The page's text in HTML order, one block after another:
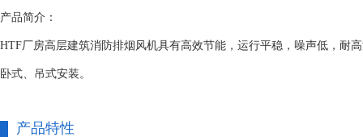
产品简介：
HTF厂房高层建筑消防排烟风机具有高效节能，运行平稳，噪声低，耐
卧式、吊式安装。
产品特性